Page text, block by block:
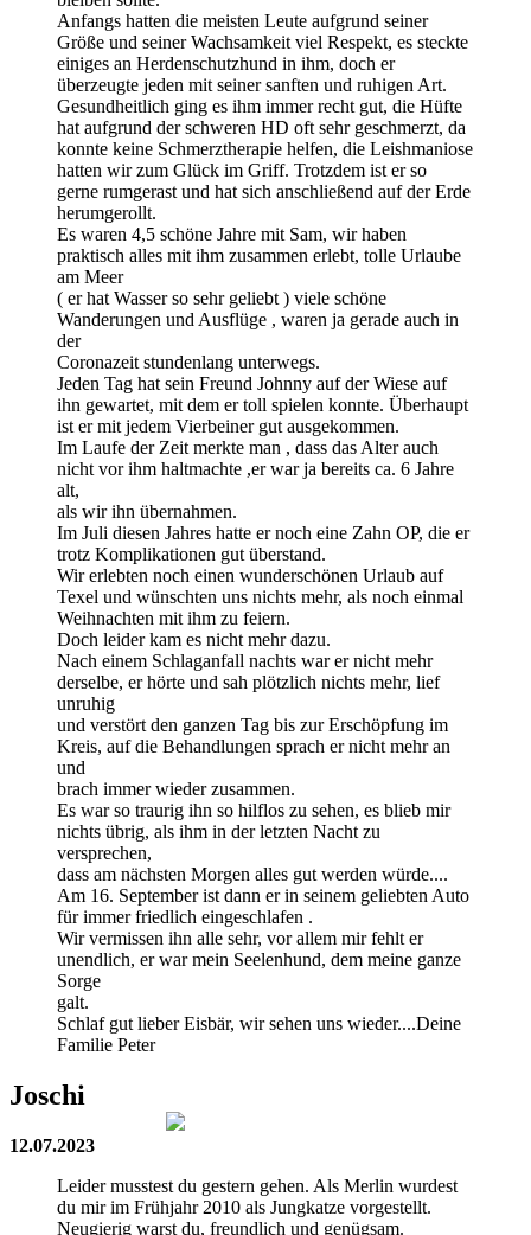
Anfangs hatten die meisten Leute aufgrund seiner
Größe und seiner Wachsamkeit viel Respekt, es steckte
einiges an Herdenschutzhund in ihm, doch er
überzeugte jeden mit seiner sanften und ruhigen Art.
Gesundheitlich ging es ihm immer recht gut, die Hüfte
hat aufgrund der schweren HD oft sehr geschmerzt, da
konnte keine Schmerztherapie helfen, die Leishmaniose
hatten wir zum Glück im Griff. Trotzdem ist er so
gerne rumgerast und hat sich anschließend auf der Erde
herumgerollt.
Es waren 4,5 schöne Jahre mit Sam, wir haben
praktisch alles mit ihm zusammen erlebt, tolle Urlaube
am Meer
( er hat Wasser so sehr geliebt ) viele schöne
Wanderungen und Ausflüge , waren ja gerade auch in
der
Coronazeit stundenlang unterwegs.
Jeden Tag hat sein Freund Johnny auf der Wiese auf
ihn gewartet, mit dem er toll spielen konnte. Überhaupt
ist er mit jedem Vierbeiner gut ausgekommen.
Im Laufe der Zeit merkte man , dass das Alter auch
nicht vor ihm haltmachte ,er war ja bereits ca. 6 Jahre
alt,
als wir ihn übernahmen.
Im Juli diesen Jahres hatte er noch eine Zahn OP, die er
trotz Komplikationen gut überstand.
Wir erlebten noch einen wunderschönen Urlaub auf
Texel und wünschten uns nichts mehr, als noch einmal
Weihnachten mit ihm zu feiern.
Doch leider kam es nicht mehr dazu.
Nach einem Schlaganfall nachts war er nicht mehr
derselbe, er hörte und sah plötzlich nichts mehr, lief
unruhig
und verstört den ganzen Tag bis zur Erschöpfung im
Kreis, auf die Behandlungen sprach er nicht mehr an
und
brach immer wieder zusammen.
Es war so traurig ihn so hilflos zu sehen, es blieb mir
nichts übrig, als ihm in der letzten Nacht zu
versprechen,
dass am nächsten Morgen alles gut werden würde....
Am 16. September ist dann er in seinem geliebten Auto
für immer friedlich eingeschlafen .
Wir vermissen ihn alle sehr, vor allem mir fehlt er
unendlich, er war mein Seelenhund, dem meine ganze
Sorge
galt.
Schlaf gut lieber Eisbär, wir sehen uns wieder....Deine
Familie Peter
Joschi
12.07.2023
Leider musstest du gestern gehen. Als Merlin wurdest
du mir im Frühjahr 2010 als Jungkatze vorgestellt.
Neugierig warst du, freundlich und genügsam.